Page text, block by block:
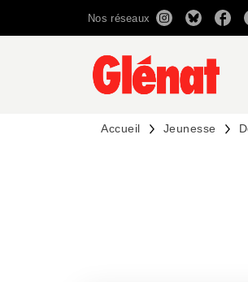
Nos réseaux
Accueil Jeunesse